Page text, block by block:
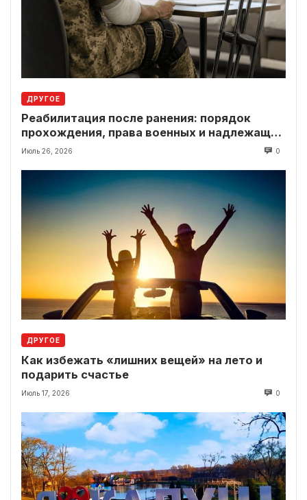
ДРУГОЕ
Реабилитация после ранения: порядок
прохождения, права военных и надлежащие
выплаты
Июль 26, 2026 0
ДРУГОЕ
Как избежать «лишних вещей» на лето и
подарить счастье
Июль 17, 2026 0